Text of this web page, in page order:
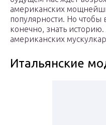
американских
популярности. Но чтобы
конечно, знать
американских
Итальянские